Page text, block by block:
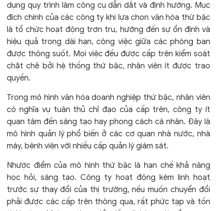
dụng quy trình làm công cụ dẫn dắt và định hướng. Mục
đích chính của các công ty khi lựa chọn văn hóa thứ bậc
là tổ chức hoạt động trơn tru, hướng đến sự ổn định và
hiệu quả trong dài hạn, công việc giữa các phòng ban
được thông suốt. Mọi việc đều được cấp trên kiểm soát
chặt chẽ bởi hệ thống thứ bậc, nhân viên ít được trao
quyền.
Trong mô hình văn hóa doanh nghiệp thứ bậc, nhân viên
có nghĩa vụ tuân thủ chỉ đạo của cấp trên, công ty ít
quan tâm đến sáng tạo hay phong cách cá nhân. Đây là
mô hình quản lý phổ biến ở các cơ quan nhà nước, nhà
máy, bệnh viện với nhiều cấp quản lý giám sát.
Nhược điểm của mô hình thứ bậc là hạn chế khả năng
học hỏi, sáng tạo. Công ty hoạt động kém linh hoạt
trước sự thay đổi của thị trường, nếu muốn chuyển đổi
phải được các cấp trên thông qua, rất phức tạp và tốn